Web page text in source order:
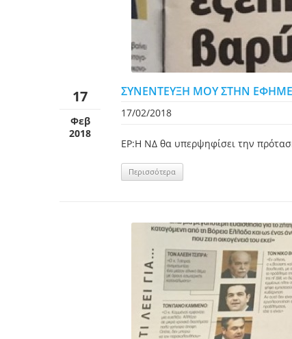
17
Φεβ
2018
ΣΥΝΕΝΤΕΥΞΗ ΜΟΥ ΣΤΗΝ
17/02/2018
ΕΡ:Η ΝΔ θα υπερψηφίσει την
Περισσότερα